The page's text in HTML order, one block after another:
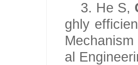
3. He S,
ghly
al